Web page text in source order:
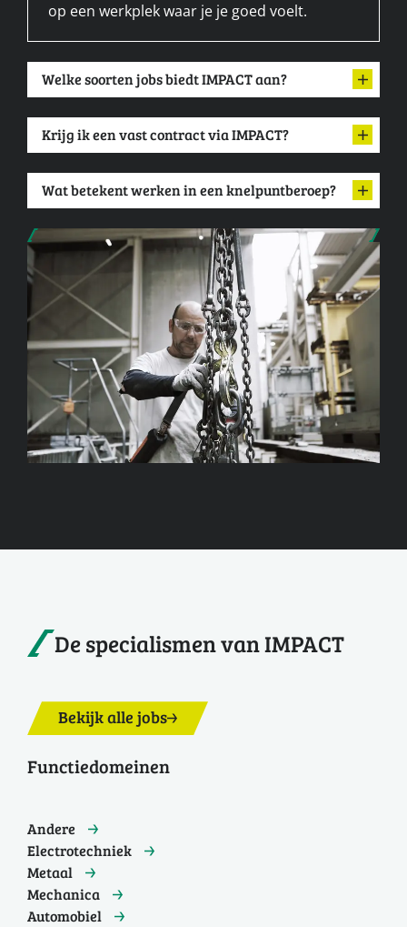
op een werkplek waar je je goed voelt.
Welke soorten jobs biedt IMPACT aan?
Krijg ik een vast contract via IMPACT?
Wat betekent werken in een knelpuntberoep?
De specialismen van IMPACT
Bekijk alle jobs
Functiedomeinen
Andere
Electrotechniek
Metaal
Mechanica
Automobiel